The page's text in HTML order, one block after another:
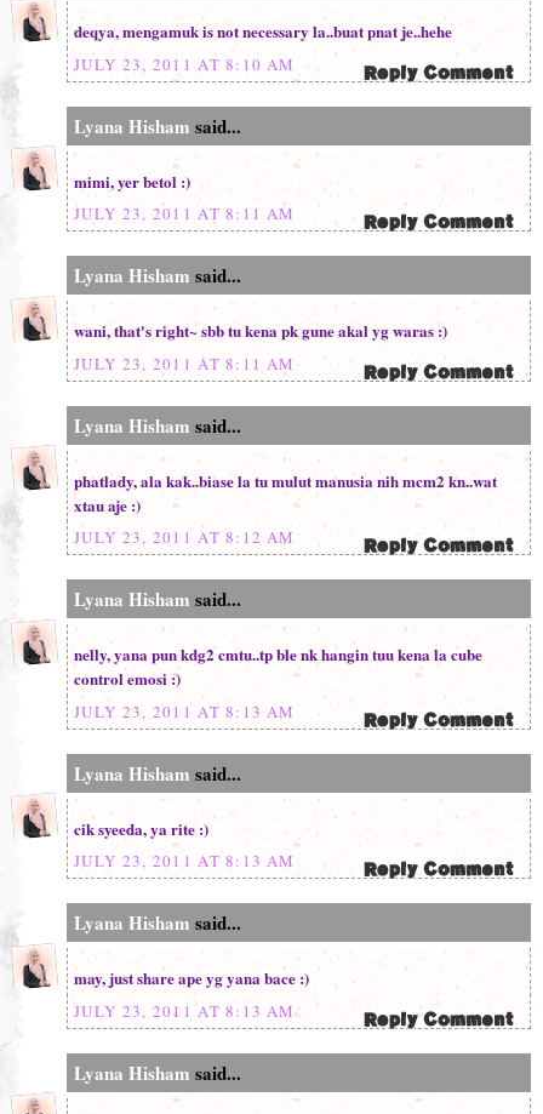
deqya, mengamuk is not necessary la..buat pnat je..hehe
JULY 23, 2011 AT 8:10 AM
Lyana Hisham said...
mimi, yer betol :)
JULY 23, 2011 AT 8:11 AM
Lyana Hisham said...
wani, that's right~ sbb tu kena pk gune akal yg waras :)
JULY 23, 2011 AT 8:11 AM
Lyana Hisham said...
phatlady, ala kak..biase la tu mulut manusia nih mcm2 kn..wat
xtau aje :)
JULY 23, 2011 AT 8:12 AM
Lyana Hisham said...
nelly, yana pun kdg2 cmtu..tp ble nk hangin tuu kena la cube
control emosi :)
JULY 23, 2011 AT 8:13 AM
Lyana Hisham said...
cik syeeda, ya rite :)
JULY 23, 2011 AT 8:13 AM
Lyana Hisham said...
may, just share ape yg yana bace :)
JULY 23, 2011 AT 8:13 AM
Lyana Hisham said...